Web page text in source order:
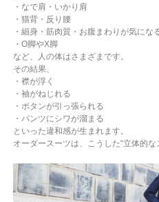
・なで肩・いかり肩
・猫背・反り腰
・細身・筋肉質・お腹まわりが気にな
・O脚やX脚
など、人の体はさまざまです。
その結果、
・襟が浮く
・袖がねじれる
・ボタンが引っ張られる
・パンツにシワが溜まる
といった違和感が生まれます。
オーダースーツは、こうした“立体的な